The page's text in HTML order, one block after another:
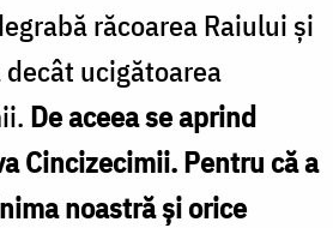
răcoarea Raiului și
ucigătoarea
De aceea se aprind
Cincizecimii. Pentru că a
noastră și orice